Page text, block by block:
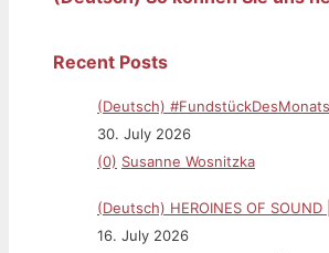
Recent Posts
(Deutsch)
30. July 2026
(0) Susanne Wosnitzka
(Deutsch) HEROINES OF SOUND
16. July 2026